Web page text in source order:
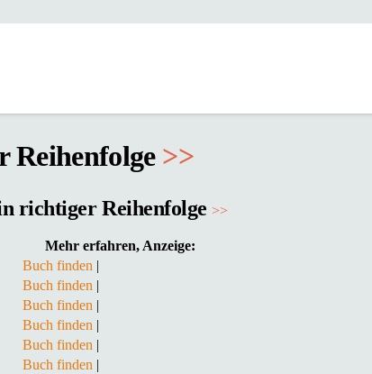
Reihenfolge >>
richtiger Reihenfolge >>
Mehr erfahren, Anzeige:
Buch finden |
Buch finden |
Buch finden |
Buch finden |
Buch finden |
Buch finden |